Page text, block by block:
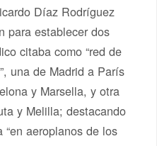
Díaz Rodríguez
para establecer dos
citaba como “red de
una de Madrid a París
y Marsella, y otra
y Melilla; destacando
aeroplanos de los